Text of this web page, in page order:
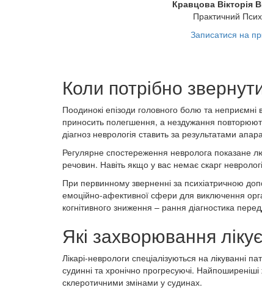
Кравцова Вікторія
Практичний
Записатися на
Коли потрібно
Поодинокі епізоди головного болю та
приносить полегшення, а нездужання
діагноз неврологія ставить за результатами
Регулярне спостереження невролога показане
речовин. Навіть якщо у вас немає скарг
При первинному зверненні за психіатричною
емоційно-афективної сфери для виключення
когнітивного зниження – рання діагностика
Які захворювання
Лікарі-неврологи спеціалізуються на лікуванні
судинні та хронічно прогресуючі.
склеротичними змінами у судинах.